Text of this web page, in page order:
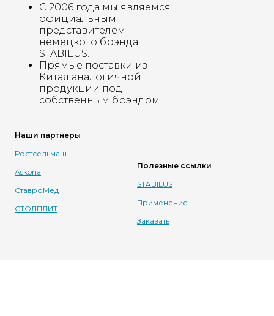
С 2006 года мы являемся
официальным
представителем
немецкого брэнда
STABILUS.
Прямые поставки из
Китая аналогичной
продукции под
собственным брэндом.
Наши партнеры
Ростсельмаш
Askona
СтавроМед
СТОЛПЛИТ
Полезные ссылки
STABILUS
Применение
Заказать